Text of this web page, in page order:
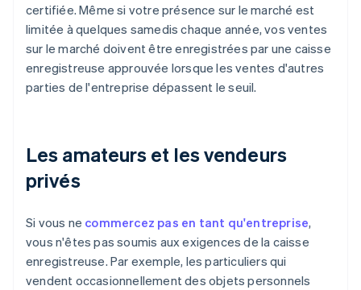
certifiée. Même si votre présence sur le marché est
limitée à quelques samedis chaque année, vos ventes
sur le marché doivent être enregistrées par une caisse
enregistreuse approuvée lorsque les ventes d'autres
parties de l'entreprise dépassent le seuil.
Les amateurs et les vendeurs
privés
Si vous ne commercez pas en tant qu'entreprise,
vous n'êtes pas soumis aux exigences de la caisse
enregistreuse. Par exemple, les particuliers qui
vendent occasionnellement des objets personnels